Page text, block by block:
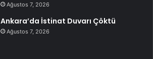
Ağustos 7, 2026
Ankara’da İstinat Duvarı Çöktü
Ağustos 7, 2026